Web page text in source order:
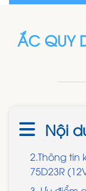
ẮC QUY
Nội
2.Thông tin
75D23R